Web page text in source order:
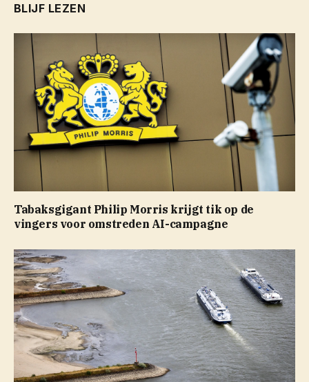
BLIJF LEZEN
Tabaksgigant Philip Morris krijgt tik op de
vingers voor omstreden AI-campagne